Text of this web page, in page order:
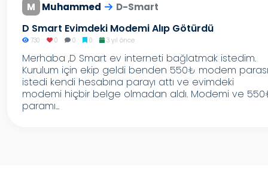
M Muhammed D-Smart
D Smart Evimdeki Modemi Alıp Götürdü
730 0 0 0 3 yıl önce
Merhaba ,D Smart ev interneti bağlatmak istedim.
Kurulum için ekip geldi benden 550₺ modem parası
istedi kendi hesabına parayı attı ve evimdeki
modemi hiçbir belge olmadan aldı. Modemi ve
paramı...